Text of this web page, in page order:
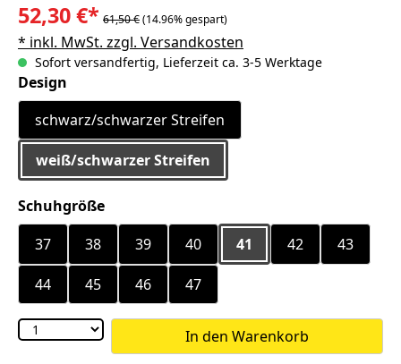
52,30 €* 61,50 €(14.96% gespart)
* inkl. MwSt. zzgl. Versandkosten
Sofort versandfertig, Lieferzeit ca. 3-5 Werktage
Design
schwarz/schwarzer Streifen
weiß/schwarzer Streifen
Schuhgrößeauswählen
37
38 39 40 41 42 43
44 45 46 47
In den Warenkorb